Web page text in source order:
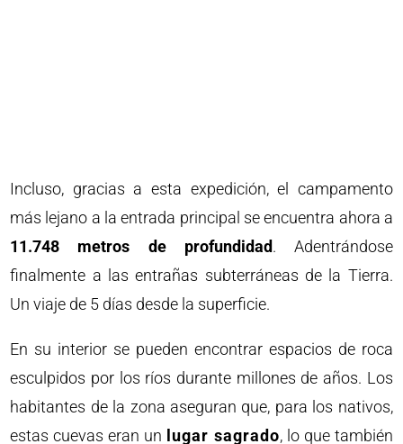
Incluso, gracias a esta expedición, el campamento
más lejano a la entrada principal se encuentra ahora a
11.748 metros de profundidad. Adentrándose
finalmente a las entrañas subterráneas de la Tierra.
Un viaje de 5 días desde la superficie.
En su interior se pueden encontrar espacios de roca
esculpidos por los ríos durante millones de años. Los
habitantes de la zona aseguran que, para los nativos,
estas cuevas eran un
lugar sagrado, lo que también